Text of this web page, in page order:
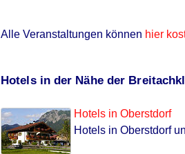
Alle Veranstaltungen können hier
Hotels in der Nähe der
Hotels in Oberstdorf
Hotels in Oberstdorf